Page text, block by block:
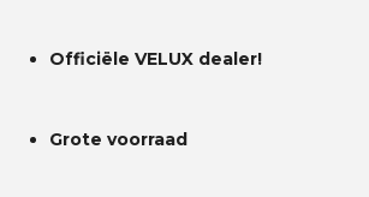
Officiële VELUX dealer!
Grote voorraad